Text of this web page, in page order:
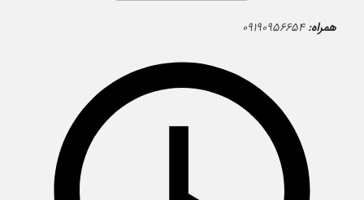
همراه: ۰۹۱۹۰۹۵۶۶۵۴